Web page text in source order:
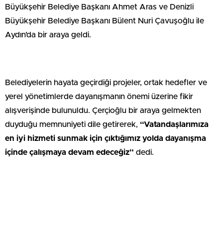
Büyükşehir Belediye Başkanı Ahmet Aras ve Denizli
Büyükşehir Belediye Başkanı Bülent Nuri Çavuşoğlu ile
Aydın’da bir araya geldi.
Belediyelerin hayata geçirdiği projeler, ortak hedefler ve
yerel yönetimlerde dayanışmanın önemi üzerine fikir
alışverişinde bulunuldu. Çerçioğlu bir araya gelmekten
duyduğu memnuniyeti dile getirerek, “Vatandaşlarımıza
en iyi hizmeti sunmak için çıktığımız yolda dayanışma
içinde çalışmaya devam edeceğiz” dedi.